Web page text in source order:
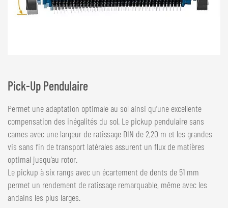
Pick-Up Pendulaire
Permet une adaptation optimale au sol ainsi qu’une excellente
compensation des inégalités du sol. Le pickup pendulaire sans
cames avec une largeur de ratissage DIN de 2,20 m et les grandes
vis sans fin de transport latérales assurent un flux de matières
optimal jusqu’au rotor.
Le pickup à six rangs avec un écartement de dents de 51 mm
permet un rendement de ratissage remarquable, même avec les
andains les plus larges.